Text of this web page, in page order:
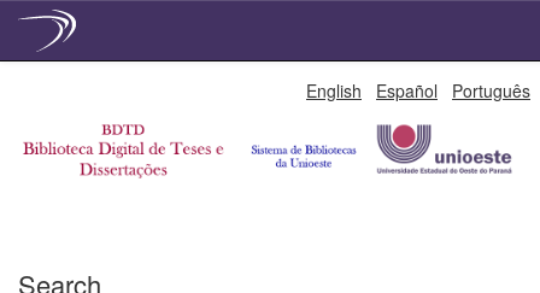
English Español Português
Search